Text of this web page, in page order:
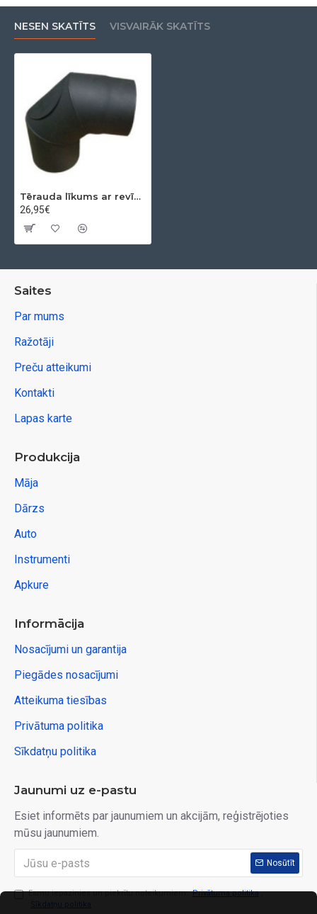
NESEN SKATĪTS VISVAIRĀK SKATĪTS
Tērauda līkums ar revīziju 90º Ø150x2mm
26,95€
Saites
Par mums
Ražotāji
Preču atteikumi
Kontakti
Lapas karte
Produkcija
Māja
Dārzs
Auto
Instrumenti
Apkure
Informācija
Nosacījumi un garantija
Piegādes nosacījumi
Atteikuma tiesības
Privātuma politika
Sīkdatņu politika
Jaunumi uz e-pastu
Esiet informēts par jaunumiem un akcijām, reģistrējoties
mūsu jaunumiem.
Nosūtīt
Esmu iepazinies un piekrītu noteikumiem: Privātuma politika ,
Sīkdatņu politika